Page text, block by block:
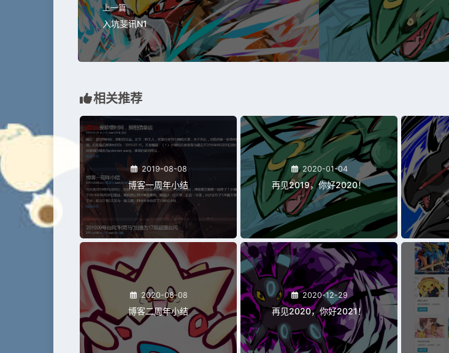
上一篇
入坑斐讯N1
相关推荐
2019-08-08
博客一周年小结
2020-01-04
再见2019，你好2020！
2020-08-08
博客二周年小结
2020-12-29
再见2020，你好2021！